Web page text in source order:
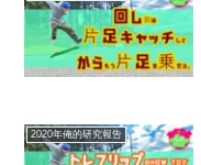
2020年俺的研究報告